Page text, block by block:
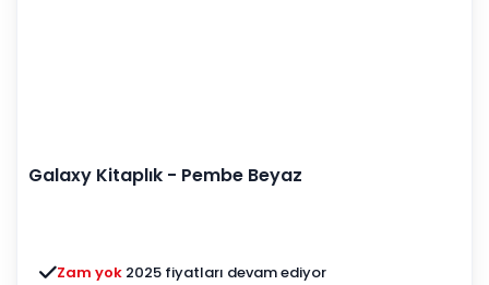
Galaxy Kitaplık - Pembe Beyaz
Zam yok 2025 fiyatları devam ediyor